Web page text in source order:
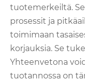
tuotemerkeiltä.
prosessit ja
toimimaan
korjauksia. Se
Yhteenvetona
tuotannossa on